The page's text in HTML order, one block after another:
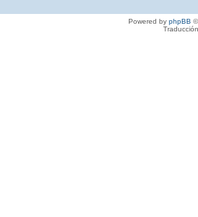
Powered by phpBB